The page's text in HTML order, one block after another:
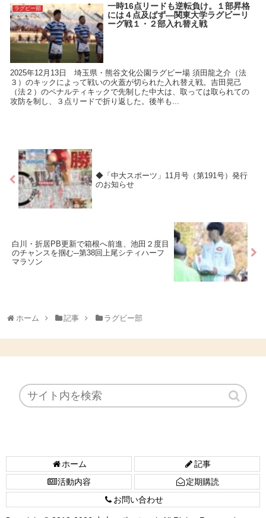
ラグビー部
一時16点リードも逆転負け。１部昇格
には４点及ばず―関東大学ラグビーリ
ーグ戦１・２部入れ替え戦
2025年12月13日 埼玉県・熊谷文化公園ラグビー場 須田龍之介（法
３）のキックによって戦いの火蓋が切られた入れ替え戦。吉田晃己
（法２）のペナルティキックで先制した中大は、取っては取られての
攻防を制し、３点リードで折り返した。後半も...
◆「中大スポーツ」11月号（第191号）発行
のお知らせ
白川・折居PB更新で箱根へ前進、池田２度目
のチャンスを掴む─第38回上尾シティハーフ
マラソン
ホーム 記事 ラグビー部
ホーム
記事
活動内容
定期購読
お問い合わせ